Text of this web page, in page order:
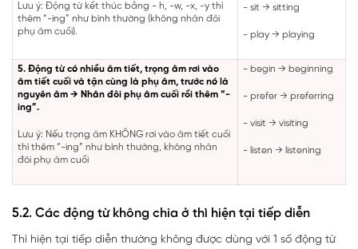
Lưu ý: Động từ kết thúc bằng - h, -w, -x, -y thì
thêm “-ing” như bình thường (không nhân đôi
phụ âm cuối).
- sit → sitting
- play → playing
5. Động từ có nhiều âm tiết, trọng âm rơi vào
âm tiết cuối và tận cùng là phụ âm, trước nó là
nguyên âm → Nhân đôi phụ âm cuối rồi thêm “-
ing”.
Lưu ý: Nếu trọng âm KHÔNG rơi vào âm tiết cuối
thì thêm “-ing” như bình thường, không nhân
đôi phụ âm cuối
- begin → beginning
- prefer → preferring
- visit → visiting
- listen → listening
5.2. Các động từ không chia ở thì hiện tại tiếp diễn
Thì hiện tại tiếp diễn thường không được dùng với 1 số động từ